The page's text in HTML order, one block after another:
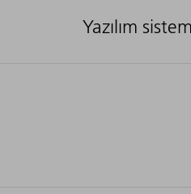
Yazılım